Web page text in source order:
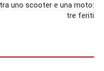
tra uno scooter e una moto:
tre feriti